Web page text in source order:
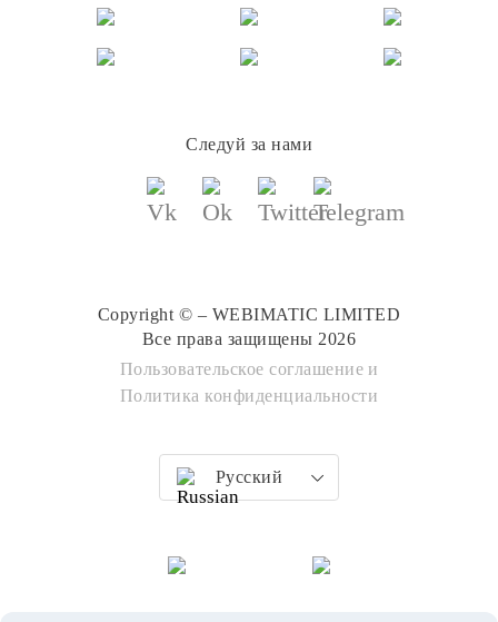
Следуй за нами
Copyright © – WEBIMATIC LIMITED
Все права защищены 2026
Пользовательское соглашение и
Политика конфиденциальности
Русский